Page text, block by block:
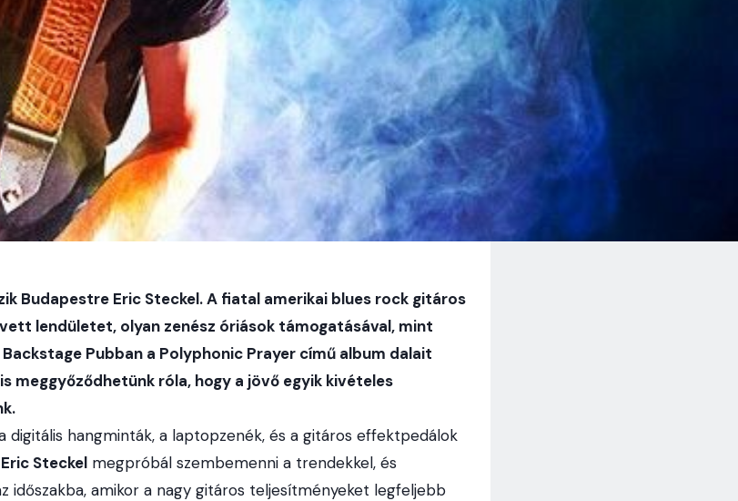
Budapestre Eric Steckel. A fiatal amerikai blues rock gitáros
vett lendületet, olyan zenész óriások támogatásával, mint
Pubban a Polyphonic Prayer című album dalait
meggyőződhetünk róla, hogy a jövő egyik kivételes
digitális hangminták, a laptopzenék, és a gitáros effektpedálok
Eric Steckel megpróbál szembemenni a trendekkel, és
időszakba, amikor a nagy gitáros teljesítményeket legfeljebb